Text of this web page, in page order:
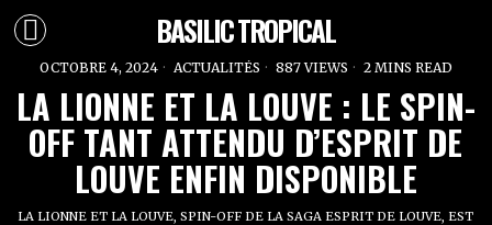
BASILIC TROPICAL
OCTOBRE 4, 2024 ACTUALITÉS 887 VIEWS 2 MINS READ
LA LIONNE ET LA LOUVE : LE SPIN-
OFF TANT ATTENDU D’ESPRIT DE
LOUVE ENFIN DISPONIBLE
LA LIONNE ET LA LOUVE, SPIN-OFF DE LA SAGA ESPRIT DE LOUVE, EST